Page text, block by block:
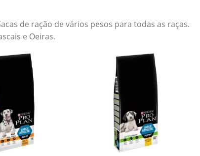
de ração de vários pesos para todas as raças.
e Oeiras.